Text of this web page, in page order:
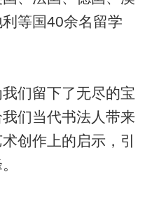
等国40余名留学
们留下了无尽的宝
们当代书法人带来
创作上的启示，引